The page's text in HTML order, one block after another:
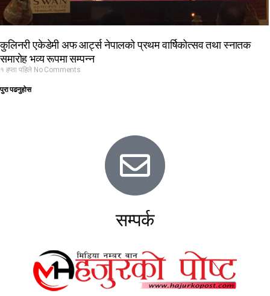
कुलिनरी एकेडेमी अफ आर्ट्स नेपालको प्रथम वार्षिकोत्सव तथा स्नातक
समारोह भव्य रूपमा सम्पन्न
१ हप्ता पहिले No Comments
पुरा पढनुहोस
सम्पर्क